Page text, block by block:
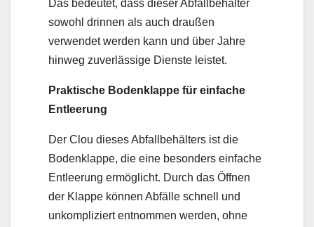
Das bedeutet, dass dieser Abfallbehälter
sowohl drinnen als auch draußen
verwendet werden kann und über Jahre
hinweg zuverlässige Dienste leistet.
Praktische Bodenklappe für einfache
Entleerung
Der Clou dieses Abfallbehälters ist die
Bodenklappe, die eine besonders einfache
Entleerung ermöglicht. Durch das Öffnen
der Klappe können Abfälle schnell und
unkompliziert entnommen werden, ohne